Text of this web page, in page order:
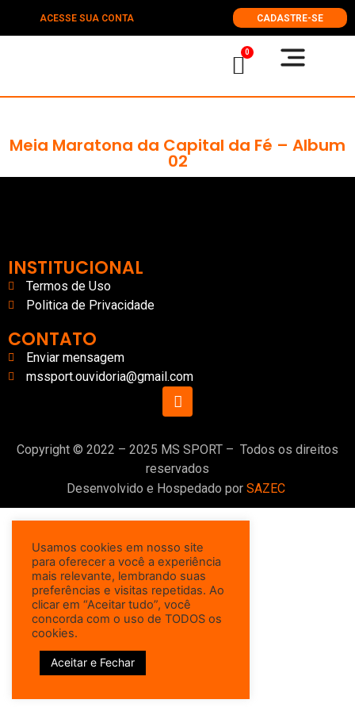
ACESSE SUA CONTA CADASTRE-SE
0
Meia Maratona da Capital da Fé – Album
02
INSTITUCIONAL
Termos de Uso
Politica de Privacidade
CONTATO
Enviar mensagem
mssport.ouvidoria@gmail.com
Copyright © 2022 – 2025 MS SPORT – Todos os direitos
reservados
Desenvolvido e Hospedado por SAZEC
Usamos cookies em nosso site
para oferecer a você a experiência
mais relevante, lembrando suas
preferências e visitas repetidas. Ao
clicar em “Aceitar tudo”, você
concorda com o uso de TODOS os
cookies.
Aceitar e Fechar